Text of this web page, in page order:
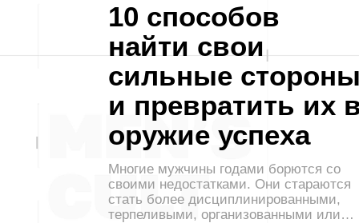
10 способов
найти свои
сильные
и превратить их
оружие успеха
Многие мужчины годами борются со
своими недостатками. Они стараются
стать более дисциплинированными,
терпеливыми, организованными или…